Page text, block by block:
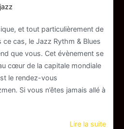
et tout particulièrement de
ce cas, le Jazz Rythm & Blues
que vous. Cet évènement se
cœur de la capitale mondiale
le rendez-vous
Si vous n’êtes jamais allé à
Lire la suite